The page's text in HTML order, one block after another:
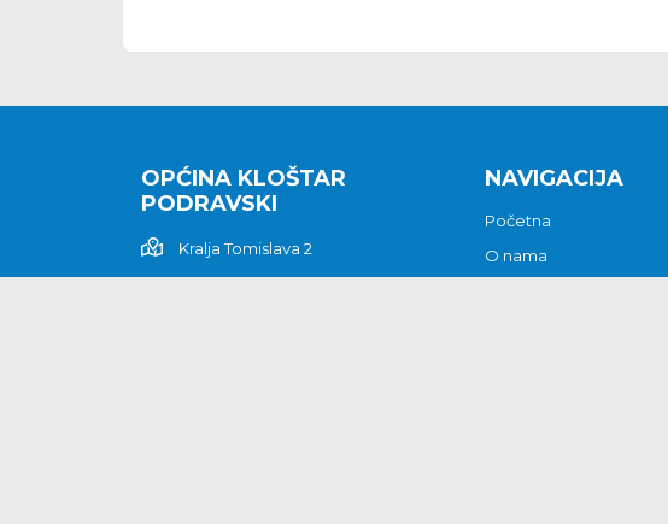
OPĆINA KLOŠTAR
PODRAVSKI
Kralja Tomislava 2
NAVIGACIJA
Početna
O nama